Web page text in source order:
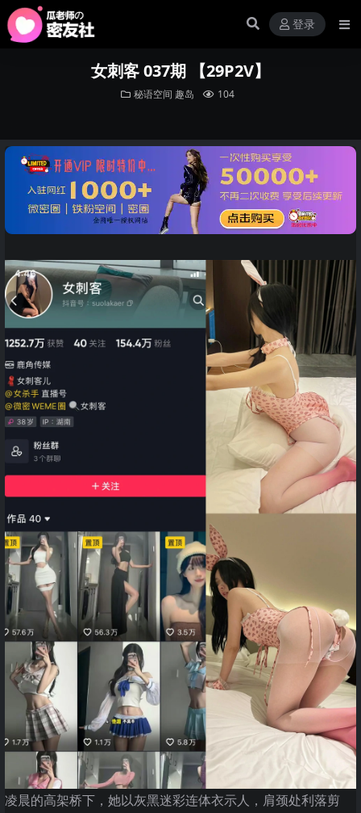
登录
女刺客 037期 【29P2V】
秘语空间 趣岛 104
凌晨的高架桥下，她以灰黑迷彩连体衣示人，肩颈处利落剪